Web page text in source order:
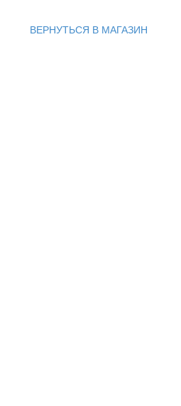
ВЕРНУТЬСЯ В МАГАЗИН